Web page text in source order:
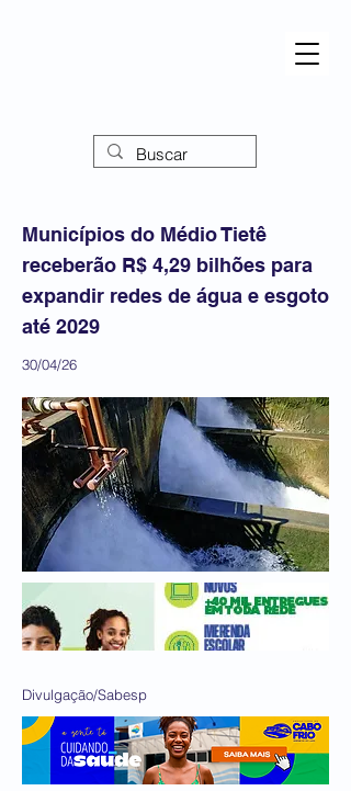
Municípios do Médio Tietê
receberão R$ 4,29 bilhões para
expandir redes de água e esgoto
até 2029
30/04/26
Divulgação/Sabesp